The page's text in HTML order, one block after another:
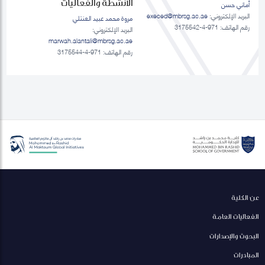
أماني حسن
البريد الإلكتروني:execed@mbrsg.ac.ae
رقم الهاتف: 971-4-3175542
مروة محمد عبيد العنتلي
البريد الإلكتروني:
marwah.alantali@mbrsg.ac.ae​
رقم الهاتف: 971-4-3175544
عن الكلية
الفعاليات العامة
البحوث والإصدارات
المبادرات